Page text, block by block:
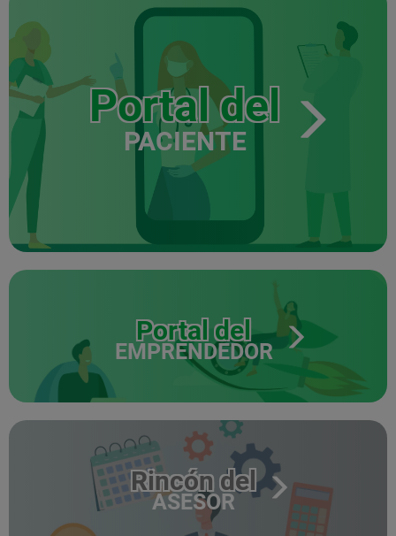
Portal del
PACIENTE
Portal del
EMPRENDEDOR
Rincón del
ASESOR